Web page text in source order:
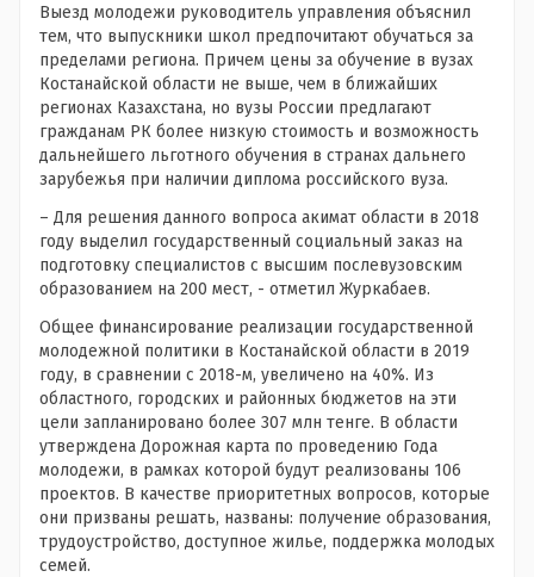
Выезд молодежи руководитель управления объяснил
тем, что выпускники школ предпочитают обучаться за
пределами региона. Причем цены за обучение в вузах
Костанайской области не выше, чем в ближайших
регионах Казахстана, но вузы России предлагают
гражданам РК более низкую стоимость и возможность
дальнейшего льготного обучения в странах дальнего
зарубежья при наличии диплома российского вуза.
– Для решения данного вопроса акимат области в 2018
году выделил государственный социальный заказ на
подготовку специалистов с высшим послевузовским
образованием на 200 мест, - отметил Журкабаев.
Общее финансирование реализации государственной
молодежной политики в Костанайской области в 2019
году, в сравнении с 2018-м, увеличено на 40%. Из
областного, городских и районных бюджетов на эти
цели запланировано более 307 млн тенге. В области
утверждена Дорожная карта по проведению Года
молодежи, в рамках которой будут реализованы 106
проектов. В качестве приоритетных вопросов, которые
они призваны решать, названы: получение образования,
трудоустройство, доступное жилье, поддержка молодых
семей.